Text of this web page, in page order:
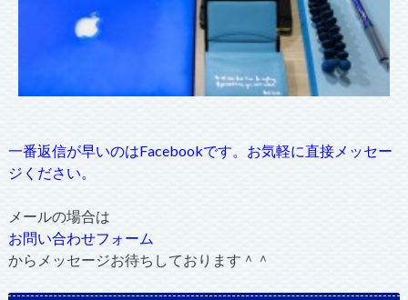
一番返信が早いのはFacebookです。お気軽に直接メッセー
ジください。
メールの場合は
お問い合わせフォーム
からメッセージお待ちしております＾＾